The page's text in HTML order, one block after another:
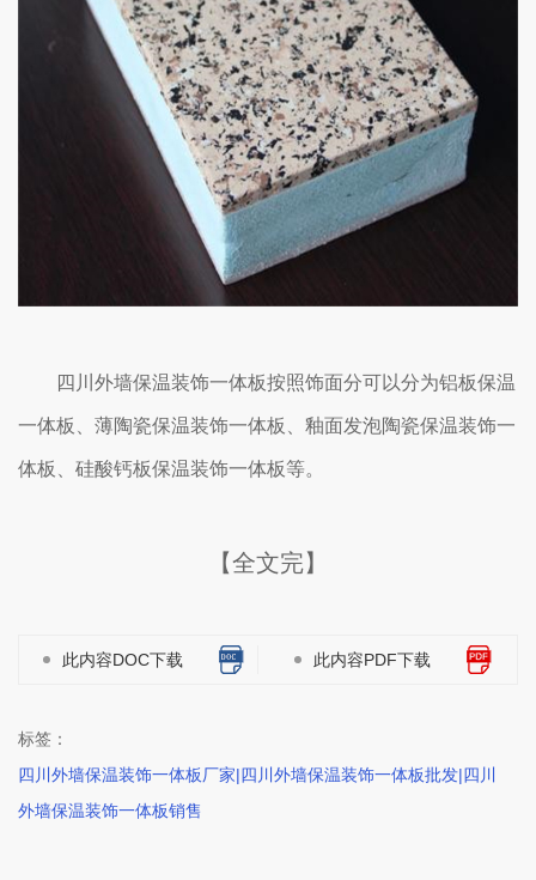
四川外墙保温装饰一体板按照饰面分可以分为铝板保温
一体板、薄陶瓷保温装饰一体板、釉面发泡陶瓷保温装饰一
体板、硅酸钙板保温装饰一体板等。
【全文完】
此内容DOC下载 此内容PDF下载
标签：
四川外墙保温装饰一体板厂家|四川外墙保温装饰一体板批发|四川
外墙保温装饰一体板销售